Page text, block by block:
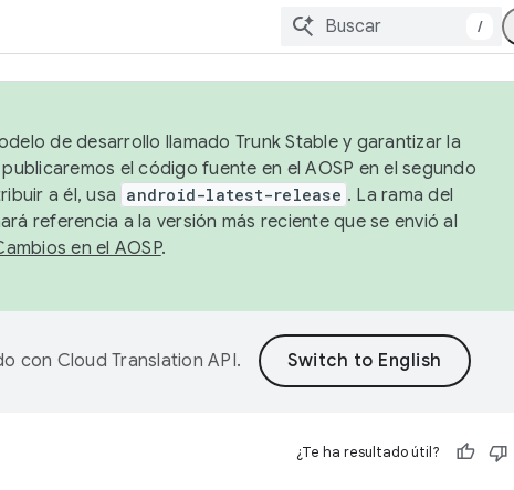
/
de desarrollo llamado Trunk Stable y garantizar la
el código fuente en el AOSP en el segundo
a él, usa android-latest-release . La rama del
referencia a la versión más reciente que se envió al
en el AOSP.
con Cloud Translation API.
¿Te ha resultado útil?